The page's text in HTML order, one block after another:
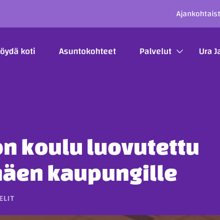
koti Asuntokohteet Palvelut Ura
koulu luovutettu
kaupungille